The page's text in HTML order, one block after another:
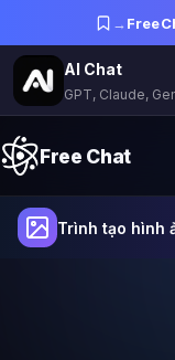
→
AI Chat
GPT, Claude,
Free Chat
Trình tạo hình